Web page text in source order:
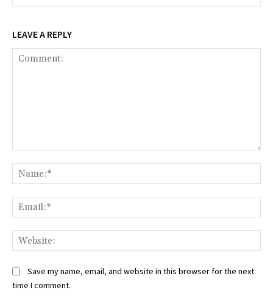
LEAVE A REPLY
Save my name, email, and website in this browser for the next
time I comment.